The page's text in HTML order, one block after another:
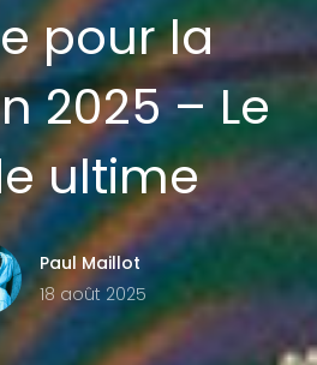
pour la
2025 – Le
ultime
Paul Maillot
18 août 2025